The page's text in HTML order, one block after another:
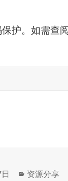
护。如需查
分
资源分享